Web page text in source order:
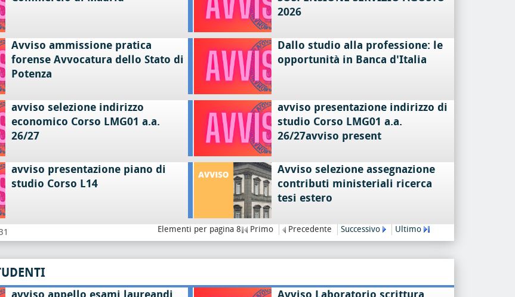
2026
Avviso ammissione pratica
forense Avvocatura dello Stato di
Potenza
Dallo studio alla professione: le
opportunità in Banca d'Italia
avviso selezione indirizzo
economico Corso LMG01 a.a.
26/27
avviso presentazione indirizzo di
studio Corso LMG01 a.a.
26/27avviso present
avviso presentazione piano di
studio Corso L14
Avviso selezione assegnazione
contributi ministeriali ricerca
tesi estero
Elementi per pagina 8 Primo Precedente Successivo Ultimo